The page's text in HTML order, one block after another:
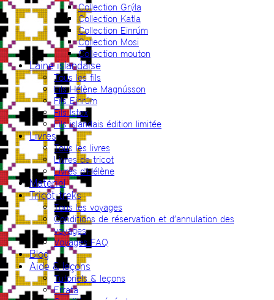
Collection Grýla
Collection Katla
Collection Einrúm
Collection Mosi
Collection mouton
Laine islandaise
Tous les fils
Fils Hélène Magnússon
Fils Einrúm
Fils Ístex
Fils islandais édition limitée
Livres
Tous les livres
Livres de tricot
Livres d’Hélène
Matériel
Tricot-treks
Tous les voyages
Conditions de réservation et d’annulation des
voyages
Voyages FAQ
Blog
Aide & leçons
Tutoriels & leçons
Errata